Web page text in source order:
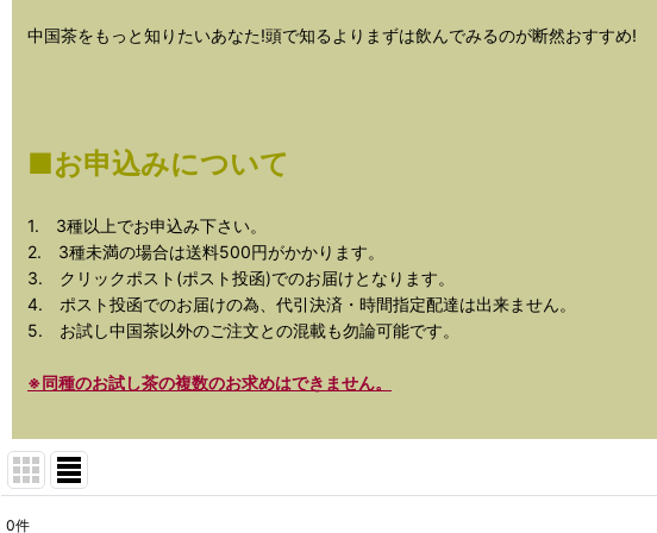
中国茶をもっと知りたいあなた!頭で知るよりまずは飲んでみるのが断然おすすめ!
■お申込みについて
1. 3種以上でお申込み下さい。
2. 3種未満の場合は送料500円がかかります。
3. クリックポスト(ポスト投函)でのお届けとなります。
4. ポスト投函でのお届けの為、代引決済・時間指定配達は出来ません。
5. お試し中国茶以外のご注文との混載も勿論可能です。
※同種のお試し茶の複数のお求めはできません。
0件